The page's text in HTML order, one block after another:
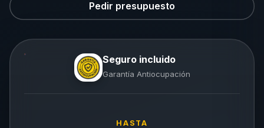
Pedir presupuesto
Seguro incluido
Garantía Antiocupación
HASTA